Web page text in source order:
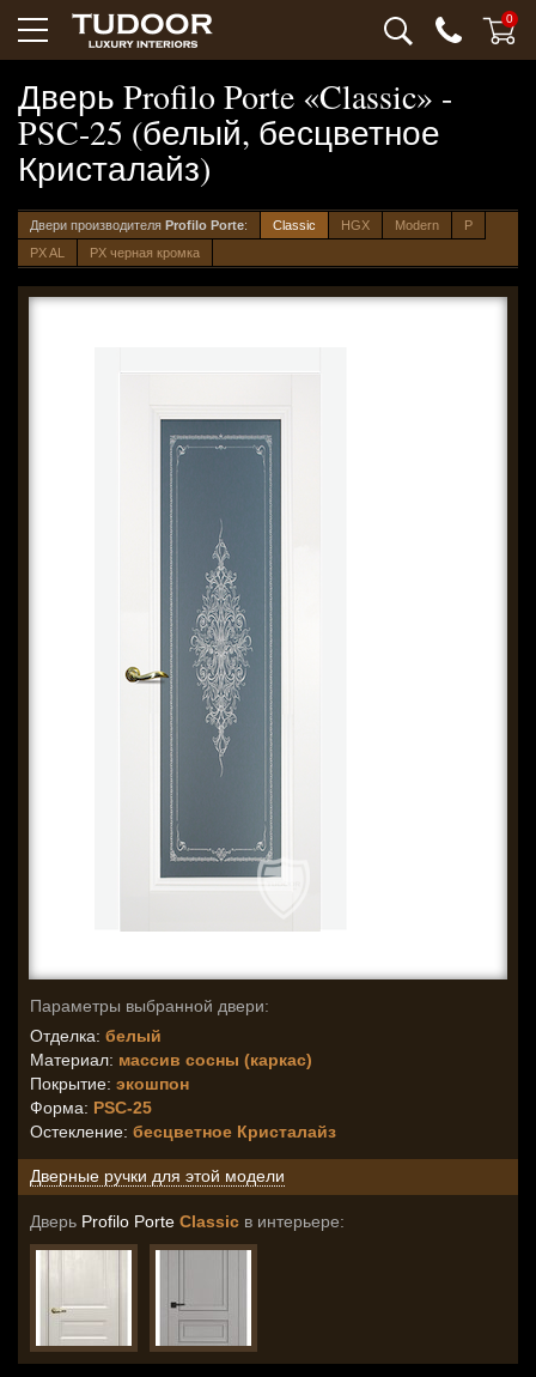
0
Дверь Profilo Porte «Classic» -
PSC-25 (белый, бесцветное
Кристалайз)
Двери производителя Profilo Porte: Classic HGX Modern
P
PX AL
PX черная кромка
Параметры выбранной двери:
Отделка: белый
Материал: массив сосны (каркас)
Покрытие: экошпон
Форма: PSC-25
Остекление: бесцветное Кристалайз
Дверные ручки для этой модели
Дверь Profilo Porte Classic в интерьере: